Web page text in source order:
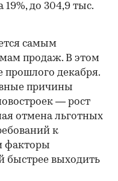
до 304,9 тыс.
самым
продаж. В этом
прошлого декабря.
причины
— рост
отмена льготных
к
факторы
быстрее выходить